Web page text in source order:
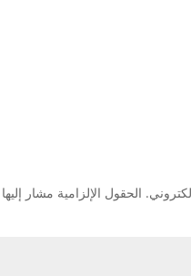
الحقول الإلزامية مشار إليها